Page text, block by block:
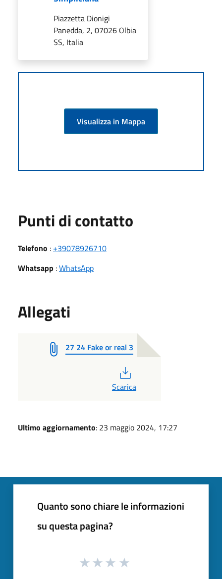
Piazzetta Dionigi
Panedda, 2, 07026 Olbia
SS, Italia
Visualizza in Mappa
Punti di contatto
Telefono : +39078926710
Whatsapp :WhatsApp
Allegati
27 24 Fake or real 3
Scarica
Ultimo aggiornamento: 23 maggio 2024, 17:27
Quanto sono chiare le informazioni
su questa pagina?